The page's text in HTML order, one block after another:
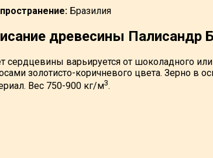
Бразилия
древесины Палисандр
сердцевины варьируется от шоколадного
золотисто-коричневого цвета. Зерно в
Вес 750-900 кг/м3.